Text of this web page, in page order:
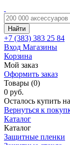
Найти
+7 (383) 383 25 84
Вход Магазины
Корзина
Мой заказ
Оформить заказ
Товары (0)
0 руб.
Осталось купить на
Вернуться к
Каталог
Каталог
Защитные пленки